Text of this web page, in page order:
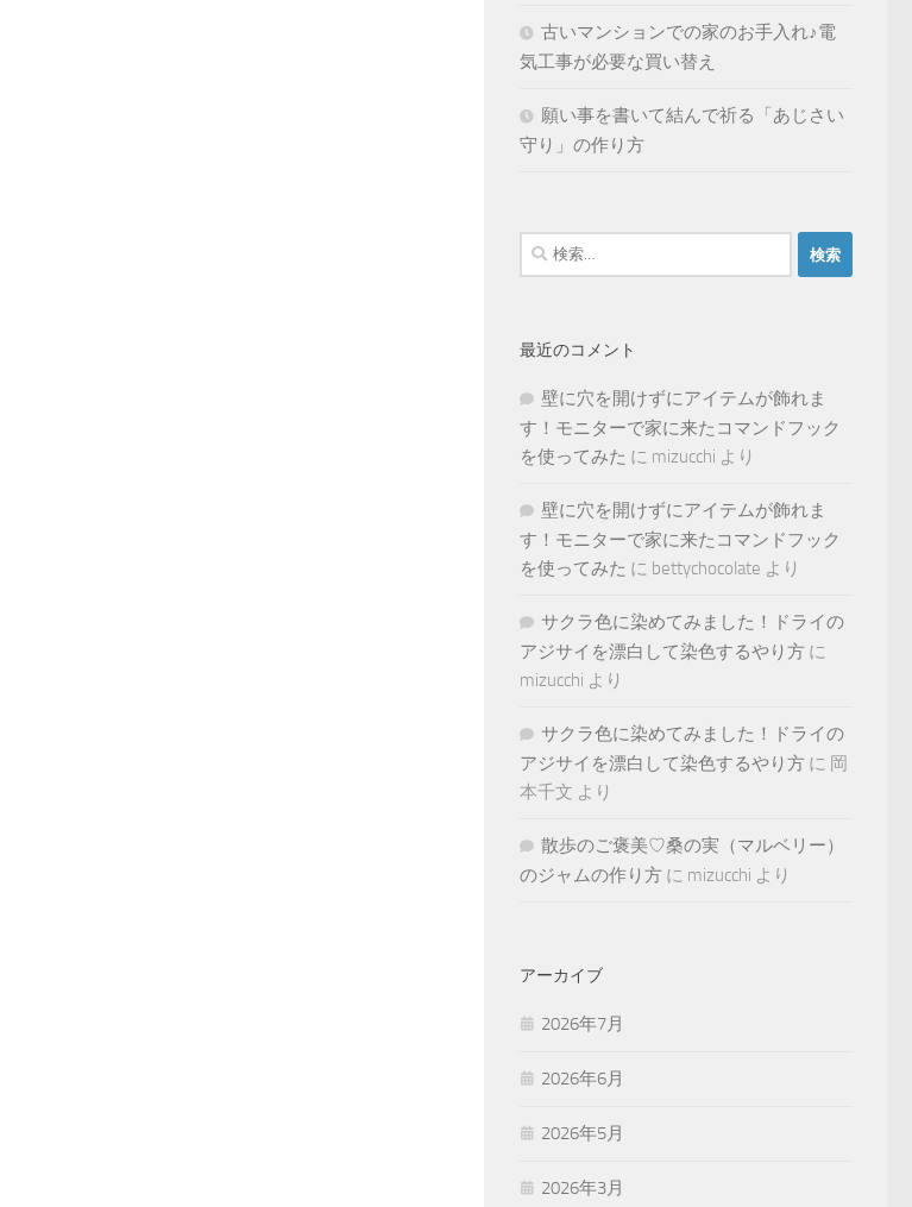
古いマンションでの家のお手入れ♪電
気工事が必要な買い替え
願い事を書いて結んで祈る「あじさい
守り」の作り方
検
索:
最近のコメント
壁に穴を開けずにアイテムが飾れま
す！モニターで家に来たコマンドフック
を使ってみた に mizucchi より
壁に穴を開けずにアイテムが飾れま
す！モニターで家に来たコマンドフック
を使ってみた に bettychocolate より
サクラ色に染めてみました！ドライの
アジサイを漂白して染色するやり方 に
mizucchi より
サクラ色に染めてみました！ドライの
アジサイを漂白して染色するやり方 に 岡
本千文 より
散歩のご褒美♡桑の実（マルベリー）
のジャムの作り方 に mizucchi より
アーカイブ
2026年7月
2026年6月
2026年5月
2026年3月